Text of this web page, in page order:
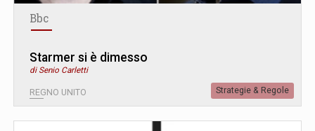
Bbc
Starmer si è dimesso
di Senio Carletti
REGNO UNITO Strategie & Regole